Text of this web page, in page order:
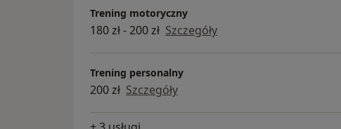
Trening motoryczny
180 zł - 200 zł Szczegóły
Trening personalny
200 zł Szczegóły